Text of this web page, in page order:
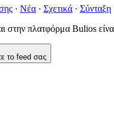
· Νέα · Σχετικά · Σύνταξη
πλατφόρμα Bulios
το feed σας